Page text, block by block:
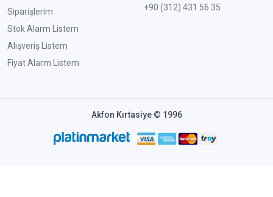
Siparişlerim
Stok Alarm Listem
Alışveriş Listem
Fiyat Alarm Listem
+90 (312) 431 56 35
Akfon Kırtasiye © 1996